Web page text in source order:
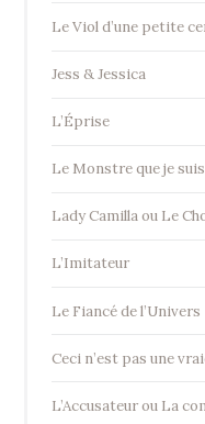
Le Viol d’une petite
Jess & Jessica
L’Éprise
Le Monstre que je suis
Lady Camilla ou Le
L’Imitateur
Le Fiancé de l’Univers
Ceci n’est pas une
L’Accusateur ou La